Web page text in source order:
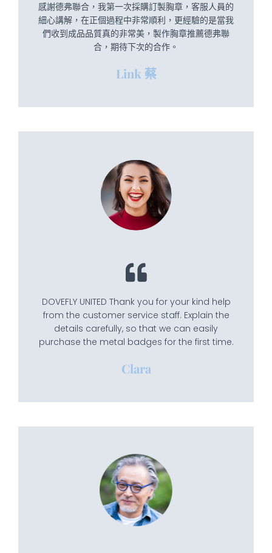
感謝德弗聯合，我第一次採購訂製胸章，客服人員的
細心講解，在正個過程中非常順利，更經驗的是當我
們收到成品品質真的非常美，製作胸章推薦德弗聯
合，期待下次的合作。
Link 蔡
DOVEFLY UNITED Thank you for your kind help
from the customer service staff. Explain the
details carefully, so that we can easily
purchase the metal badges for the first time.
Clara